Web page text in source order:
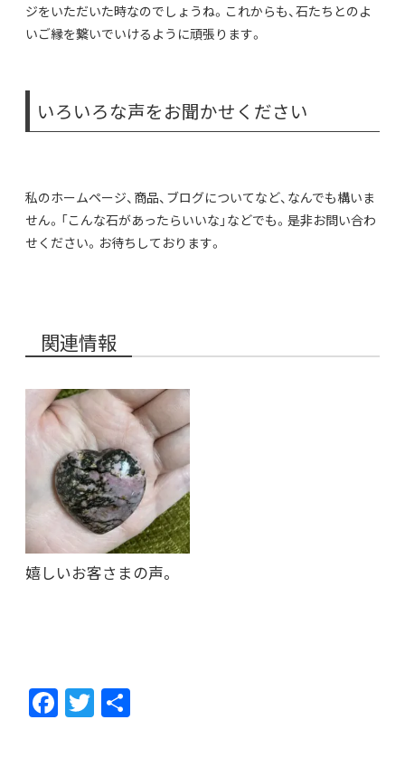
ジをいただいた時なのでしょうね。これからも、石たちとのよ
いご縁を繋いでいけるように頑張ります。
いろいろな声をお聞かせください
私のホームページ、商品、ブログについてなど、なんでも構いま
せん。「こんな石があったらいいな」などでも。是非お問い合わ
せください。お待ちしております。
関連情報
嬉しいお客さまの声。
F
ac
T
w